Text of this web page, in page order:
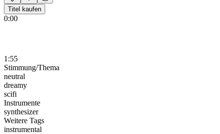
Titel kaufen
0:00
1:55
Stimmung/Thema
neutral
dreamy
scifi
Instrumente
synthesizer
Weitere Tags
instrumental